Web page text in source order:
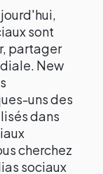
sont
partager
New
uns des
dans
cherchez
sociaux